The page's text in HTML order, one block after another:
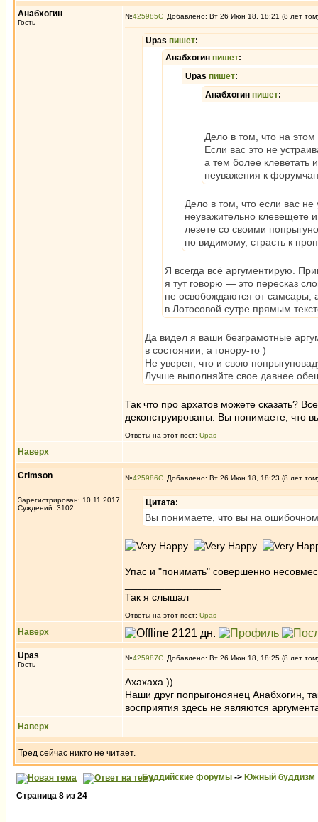
Анабхогин
Гость
№425985 Добавлено: Вт 26 Июн 18, 18:21 (8 лет
Upas пишет:
Анабхогин пишет:
Upas пишет:
Анабхогин пишет:
Дело в том, что на
Если вас это не
а тем более клеветать
неуважения к
Дело в том, что если вас
неуважительно клевещете
лезете со своими
по видимому, страсть к
Я всегда всё аргументирую.
я тут говорю — это пересказ
не освобождаются от самсары,
в Лотосовой сутре прямым
Да видел я ваши безграмотные
в состоянии, а гонору-то )
Не уверен, что и свою
Лучше выполняйте свое давнее
Так что про архатов можете сказать?
деконструированы. Вы понимаете, что
Ответы на этот пост: Upas
Наверх
Crimson
Зарегистрирован: 10.11.2017
Суждений: 3102
№425986 Добавлено: Вт 26 Июн 18, 18:23 (8 лет
Цитата:
Вы понимаете, что вы на
Упас и "понимать" совершенно
Так я слышал
Ответы на этот пост: Upas
Наверх
Upas
Гость
№425987 Добавлено: Вт 26 Июн 18, 18:25 (8 лет
Ахахаха ))
Наши друг попрыгоноянец Анабхогин,
восприятия здесь не являются
Наверх
Тред сейчас никто не читает.
Буддийские форумы -> Южный буддизм
Страница 8 из 24